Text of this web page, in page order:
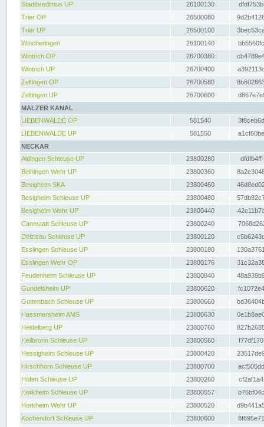
Stadtbredimus UP
26100130
Trier OP
26500080
Trier UP
26500100
Wincheringen
26100140
Wintrich OP
26700380
Wintrich UP
26700400
Zeltingen OP
26700580
Zeltingen UP
26700600
MALZER KANAL
LIEBENWALDE OP
581540
LIEBENWALDE UP
581550
NECKAR
Aldingen Schleuse UP
23800280
Beihingen Wehr UP
23800360
Besigheim SKA
23800460
Besigheim Schleuse UP
23800480
Besigheim Wehr UP
23800440
Cannstatt Schleuse UP
23800240
Deizisau Schleuse UP
23800120
Esslingen Schleuse UP
23800180
Esslingen Wehr OP
23800176
Feudenheim Schleuse UP
23800840
Gundelsheim UP
23800620
Guttenbach Schleuse UP
23800660
Hassmersheim AMS
23800630
Heidelberg UP
23800760
Heilbronn Schleuse UP
23800560
Hessigheim Schleuse UP
23800420
Hirschhorn Schleuse UP
23800700
Hofen Schleuse UP
23800260
Horkheim Schleuse UP
23800557
Horkheim Wehr UP
23800520
Kochendorf Schleuse UP
23800600